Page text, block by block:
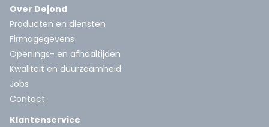
Over Dejond
Producten en diensten
Firmagegevens
Openings- en afhaaltijden
Kwaliteit en duurzaamheid
Jobs
Contact
Klantenservice